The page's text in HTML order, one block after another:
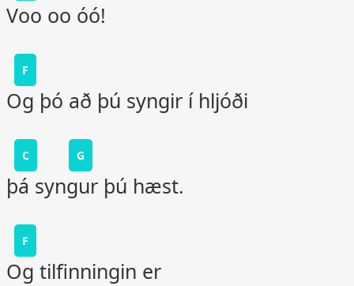
Voo oo óó!
F
Og þó að þú syngir í hljóði
C G
þá syngur þú hæst.
F
Og tilfinningin er